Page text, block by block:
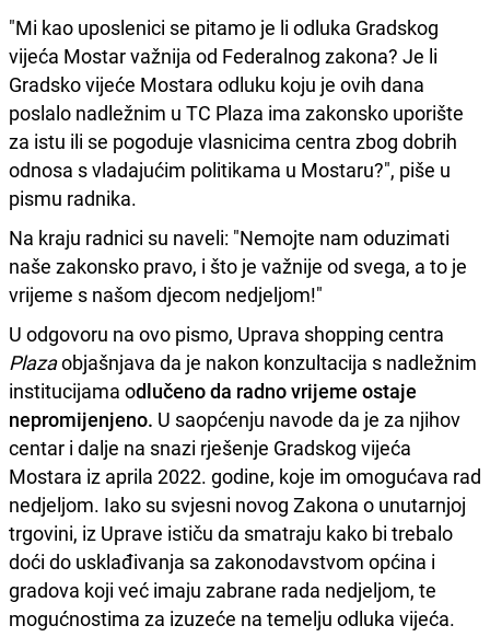
"Mi kao uposlenici se pitamo je li odluka Gradskog
vijeća Mostar važnija od Federalnog zakona? Je li
Gradsko vijeće Mostara odluku koju je ovih dana
poslalo nadležnim u TC Plaza ima zakonsko uporište
za istu ili se pogoduje vlasnicima centra zbog dobrih
odnosa s vladajućim politikama u Mostaru?", piše u
pismu radnika.
Na kraju radnici su naveli: "Nemojte nam oduzimati
naše zakonsko pravo, i što je važnije od svega, a to je
vrijeme s našom djecom nedjeljom!"
U odgovoru na ovo pismo, Uprava shopping centra
Plazaobjašnjava da je nakon konzultacija s nadležnim
institucijama odlučeno da radno vrijeme ostaje
nepromijenjeno. U saopćenju navode da je za njihov
centar i dalje na snazi rješenje Gradskog vijeća
Mostara iz aprila 2022. godine, koje im omogućava rad
nedjeljom. Iako su svjesni novog Zakona o unutarnjoj
trgovini, iz Uprave ističu da smatraju kako bi trebalo
doći do usklađivanja sa zakonodavstvom općina i
gradova koji već imaju zabrane rada nedjeljom, te
mogućnostima za izuzeće na temelju odluka vijeća.